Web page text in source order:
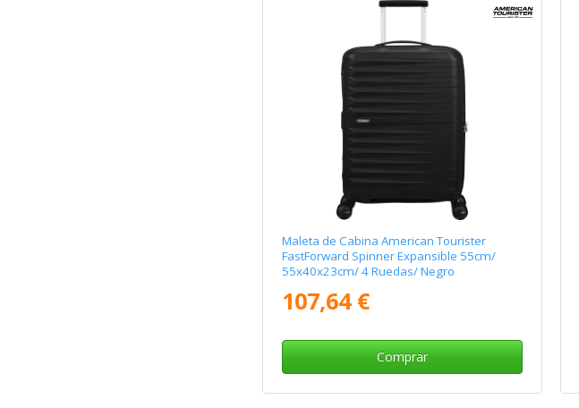
Maleta de Cabina American Tourister
FastForward Spinner Expansible 55cm/
55x40x23cm/ 4 Ruedas/ Negro
107,64 €
Comprar